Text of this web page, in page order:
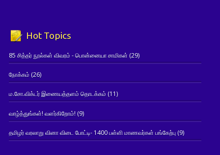
Hot Topics
85 சித்தர் நூல்கள் விவரம் - பொன்னையா சாமிகள் (29)
நோக்கம் (26)
ம.சோ.விக்டர் இணையத்தளம் தொடக்கம் (11)
வாழ்த்துங்கள்! வளர்கிறோம்! (9)
தமிழர் வரலாறு வினா விடை போட்டி- 1400 பள்ளி மாணவர்கள் பங்கேற்பு(9)